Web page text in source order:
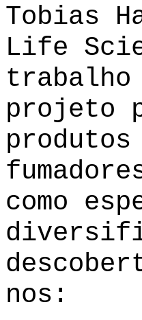
Tobias
Life
trabalho
projeto
como
nos: